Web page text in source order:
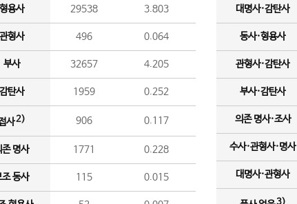
용사 29538 3.803
형사 496 0.064
부사 32657 4.205
탄사 1959 0.252
사2) 906 0.117
존 명사 1771 0.228
조 동사 115 0.015
대명사·감탄사
동사·형용사
관형사·감탄사
부사·감탄사
의존 명사·조사
수사·관형사·명사
대명사·관형사